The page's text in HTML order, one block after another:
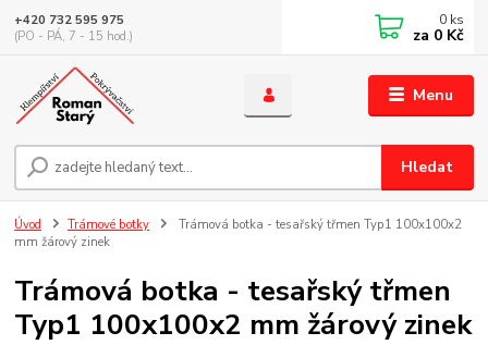
Menu
Hledat
+420 732 595 975
(PO - PÁ, 7 - 15 hod.)
0 ks
za 0 Kč
Úvod Trámové botky
Trámová botka - tesařský třmen Typ1 100x100x2
mm žárový zinek
Trámová botka - tesařský třmen
Typ1 100x100x2 mm žárový zinek